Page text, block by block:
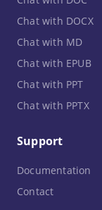
Chat with DOCX
Chat with MD
Chat with EPUB
Chat with PPT
Chat with PPTX
Support
Documentation
Contact